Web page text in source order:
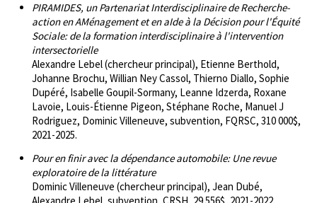
PIRAMIDES, un Partenariat Interdisciplinaire de Recherche-
action en AMénagement et en aIde à la Décision pour l'Équité
Sociale: de la formation interdisciplinaire à l'intervention
intersectorielle
Alexandre Lebel (chercheur principal), Etienne Berthold,
Johanne Brochu, Willian Ney Cassol, Thierno Diallo, Sophie
Dupéré, Isabelle Goupil-Sormany, Leanne Idzerda, Roxane
Lavoie, Louis-Étienne Pigeon, Stéphane Roche, Manuel J
Rodriguez, Dominic Villeneuve, subvention, FQRSC, 310 000$,
2021-2025.
Pour en finir avec la dépendance automobile: Une revue
exploratoire de la littérature
Dominic Villeneuve (chercheur principal), Jean Dubé,